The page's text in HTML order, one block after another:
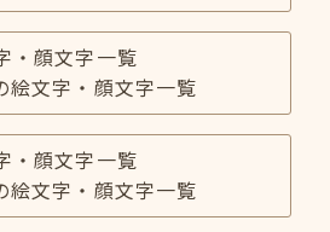
・顔文字一覧
絵文字・顔文字一覧
・顔文字一覧
絵文字・顔文字一覧